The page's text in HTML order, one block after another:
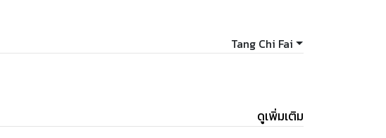
Tang Chi Fai
ดูเพิ่มเติม